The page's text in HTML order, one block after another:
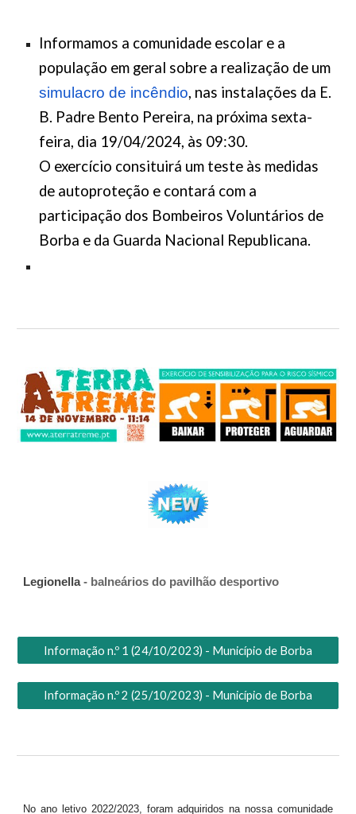
Informamos a comunidade escolar e a
população em geral sobre a realização de um
simulacro de incêndio, nas instalações da E.
B. Padre Bento Pereira, na próxima sexta-
feira, dia 19/04/2024, às 09:30.
O exercício consituirá um teste às medidas
de autoproteção e contará com a
participação dos Bombeiros Voluntários de
Borba e da Guarda Nacional Republicana.
Legionella- balneários do pavilhão desportivo
Informação n.º 1 (24/10/2023) - Município de Borba
Informação n.º 2 (25/10/2023) - Município de Borba
No ano letivo 2022/2023, foram adquiridos na nossa comunidade